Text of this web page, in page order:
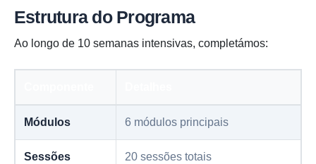
Estrutura do Programa
Ao longo de 10 semanas intensivas, completámos:
Módulos 6 módulos principais
Sessões 20 sessões totais